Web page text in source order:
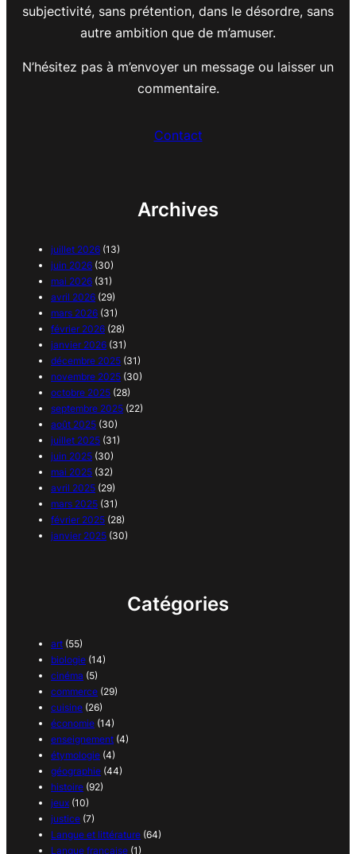
subjectivité, sans prétention, dans le désordre, sans
autre ambition que de m’amuser.
N’hésitez pas à m’envoyer un message ou laisser un
commentaire.
Contact
Archives
juillet 2026 (13)
juin 2026 (30)
mai 2026 (31)
avril 2026 (29)
mars 2026 (31)
février 2026 (28)
janvier 2026 (31)
décembre 2025 (31)
novembre 2025 (30)
octobre 2025 (28)
septembre 2025 (22)
août 2025 (30)
juillet 2025 (31)
juin 2025 (30)
mai 2025 (32)
avril 2025 (29)
mars 2025 (31)
février 2025 (28)
janvier 2025 (30)
Catégories
art (55)
biologie (14)
cinéma (5)
commerce (29)
cuisine (26)
économie (14)
enseignement (4)
étymologie (4)
géographie (44)
histoire (92)
jeux (10)
justice (7)
Langue et littérature (64)
Langue française (1)